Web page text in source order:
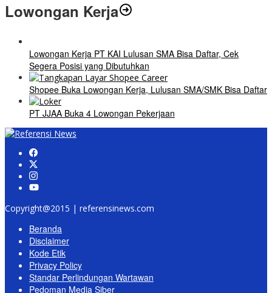
Lowongan Kerja
Lowongan Kerja PT KAI Lulusan SMA Bisa Daftar, Cek
Segera Posisi yang Dibutuhkan
Shopee Buka Lowongan Kerja, Lulusan SMA/SMK Bisa Daftar
PT JJAA Buka 4 Lowongan Pekerjaan
Copyright@2015 | referensinews.com
Beranda
Disclaimer
Kode Etik
Privacy Policy
Standar Perlindungan Wartawan
Pedoman Media Siber